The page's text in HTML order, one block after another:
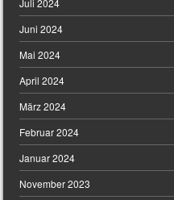
Juli 2024
Juni 2024
Mai 2024
April 2024
März 2024
Februar 2024
Januar 2024
November 2023